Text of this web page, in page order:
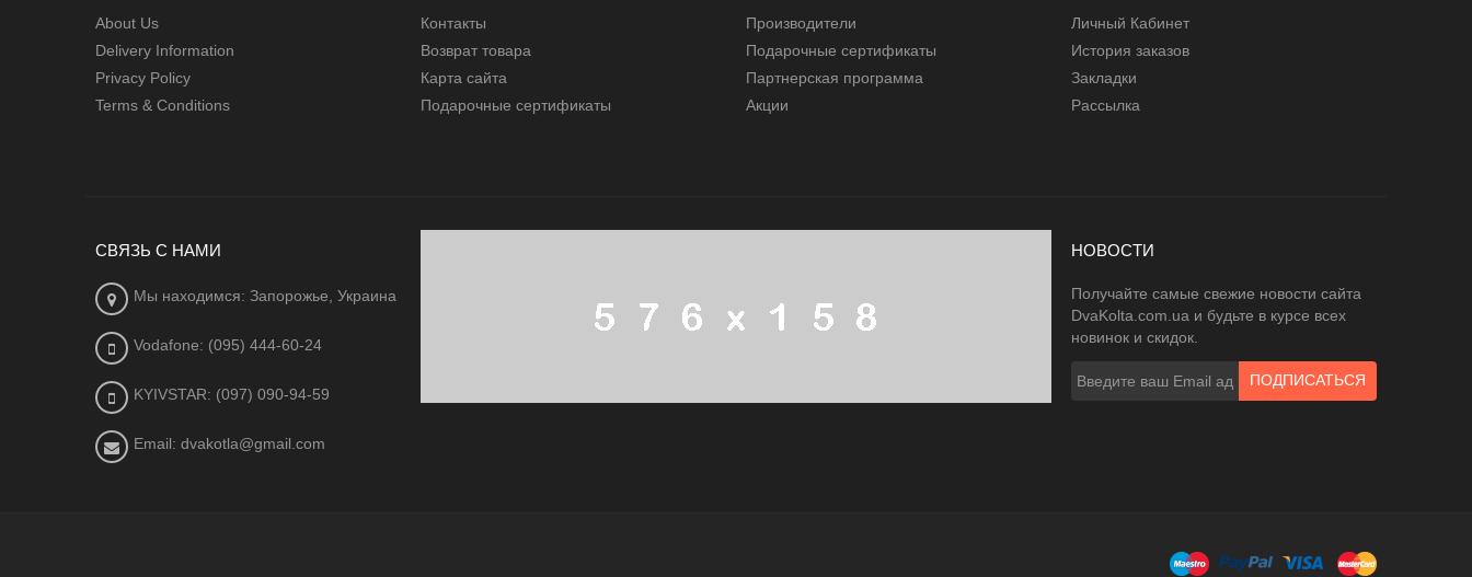
About Us
Delivery Information
Privacy Policy
Terms & Conditions
Контакты
Возврат товара
Карта сайта
Подарочные сертификаты
Производители
Подарочные сертификаты
Партнерская программа
Акции
Личный Кабинет
История заказов
Закладки
Рассылка
СВЯЗЬ С НАМИ
Мы находимся: Запорожье, Украина
Vodafone: (095) 444-60-24
KYIVSTAR: (097) 090-94-59
Email: dvakotla@gmail.com
НОВОСТИ
Получайте самые свежие новости сайта
DvaKolta.com.ua и будьте в курсе всех
новинок и скидок.
ПОДПИСАТЬСЯ